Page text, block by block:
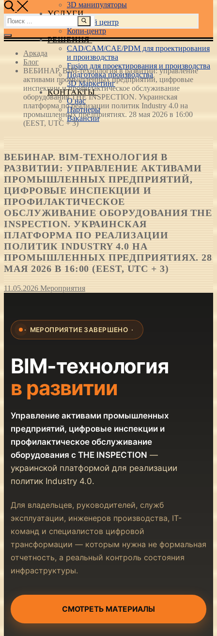
3D манипуляторы
УСЛУГИ
Учебный центр
Копи-центр
РЕШЕНИЯ
CAD/CAM/CAE/PDM для проектирования
и производства
Fusion для проектирования и производства
Подготовка производства
3D Маркетинг
КОНТАКТЫ
О нас
Партнеры
Вакансии
Найти:
Аркада
Блог
ВЕБИНАР. BIM-технология в развитии: управление
активами промышленных предприятий, цифровые
инспекции и профилактическое обслуживание
оборудования THE INSPECTION. Украинская
платформа по реализации политик Industry 4.0 на
промышленных предприятиях. 28 мая 2026 в 16:00
(EEST, UTC + 3)
ВЕБИНАР. BIM-ТЕХНОЛОГИЯ В
РАЗВИТИИ: УПРАВЛЕНИЕ АКТИВАМИ
ПРОМЫШЛЕННЫХ ПРЕДПРИЯТИЙ,
ЦИФРОВЫЕ ИНСПЕКЦИИ И
ПРОФИЛАКТИЧЕСКОЕ
ОБСЛУЖИВАНИЕ ОБОРУДОВАНИЯ THE
INSPECTION. УКРАИНСКАЯ
ПЛАТФОРМА ПО РЕАЛИЗАЦИИ
ПОЛИТИК INDUSTRY 4.0 НА
ПРОМЫШЛЕННЫХ ПРЕДПРИЯТИЯХ. 28
МАЯ 2026 В 16:00 (EEST, UTC + 3)
11.05.2026 Мероприятия
· МЕРОПРИЯТИЕ ЗАВЕРШЕНО ·
BIM-технология
в развитии
Управление активами промышленных
предприятий, цифровые инспекции и
профилактическое обслуживание
оборудования с THE INSPECTION —
украинской платформой для реализации
политик Industry 4.0.
Для владельцев, руководителей, служб
эксплуатации, инженеров производства, IT-
команд и специалистов цифровой
трансформации — которым нужна не формальная
отчетность, а реальный контроль состояния
инфраструктуры.
СМОТРЕТЬ МАТЕРИАЛЫ